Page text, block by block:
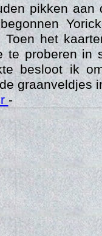
pikken aan
Toen het
te proberen in
besloot ik
graanveldjes
-